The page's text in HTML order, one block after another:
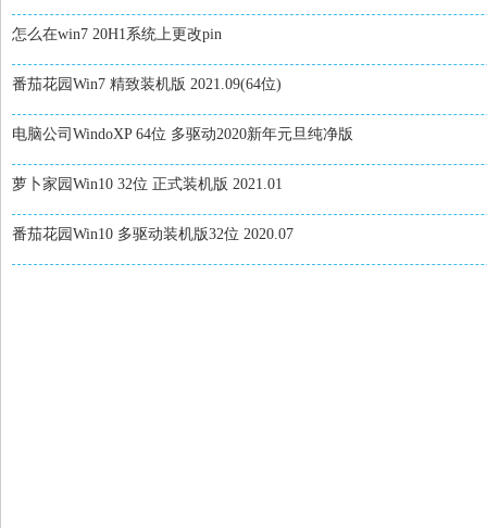
怎么在win7 20H1系统上更改pin
番茄花园Win7 精致装机版 2021.09(64位)
电脑公司WindoXP 64位 多驱动2020新年元旦纯净版
萝卜家园Win10 32位 正式装机版 2021.01
番茄花园Win10 多驱动装机版32位 2020.07